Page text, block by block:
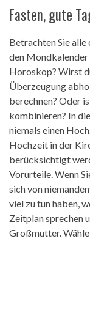
Fasten, gute
Betrachten Sie alle
den Mondkalender
Horoskop? Wirst
Überzeugung
berechnen? Oder
kombinieren? In
niemals einen
Hochzeit in der
berücksichtigt
Vorurteile. Wenn
sich von
viel zu tun haben,
Zeitplan sprechen
Großmutter.